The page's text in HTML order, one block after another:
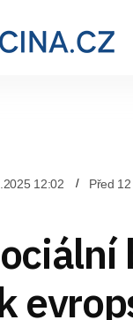
12:02 Před